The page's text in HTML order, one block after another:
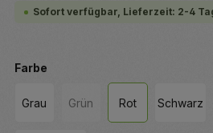
Sofort verfügbar, Lieferzeit: 2-4
Farbeauswählen
Grau Grün(Diese Option ist zurzeit
Rot Schwarz